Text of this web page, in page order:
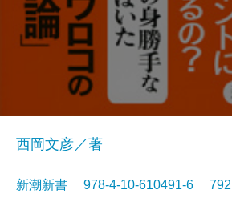
西岡文彦／著
新潮新書 978-4-10-610491-6